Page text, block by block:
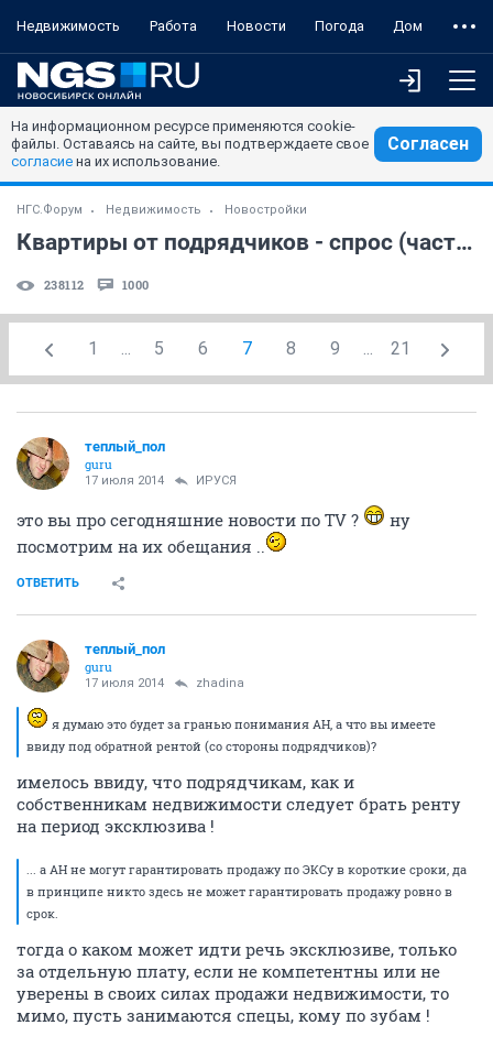
Недвижимость Работа Новости Погода Дом
На информационном ресурсе применяются cookie-
файлы. Оставаясь на сайте, вы подтверждаете свое
согласие на их использование.
Согласен
НГС.Форум Недвижимость Новостройки
Квартиры от подрядчиков - спрос (часть 3)
238112 1000
1 ... 5 6 7 8 9 ... 21
теплый_пол
guru
17 июля 2014 ИРУСЯ
это вы про сегодняшние новости по TV ?
ну
посмотрим на их обещания ..
ОТВЕТИТЬ
теплый_пол
guru
17 июля 2014 zhadina
я думаю это будет за гранью понимания АН, а что вы имеете
ввиду под обратной рентой (со стороны подрядчиков)?
имелось ввиду, что подрядчикам, как и
собственникам недвижимости следует брать ренту
на период эксклюзива !
... а АН не могут гарантировать продажу по ЭКСу в короткие сроки, да
в принципе никто здесь не может гарантировать продажу ровно в
срок.
тогда о каком может идти речь эксклюзиве, только
за отдельную плату, если не компетентны или не
уверены в своих силах продажи недвижимости, то
мимо, пусть занимаются спецы, кому по зубам !